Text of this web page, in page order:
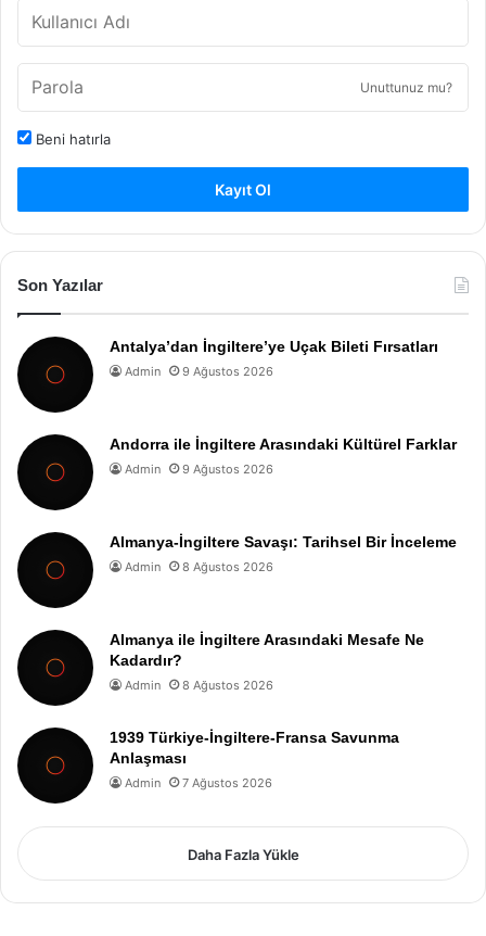
Unuttunuz mu?
Beni hatırla
Kayıt Ol
Son Yazılar
Antalya’dan İngiltere’ye Uçak Bileti Fırsatları
Admin 9 Ağustos 2026
Andorra ile İngiltere Arasındaki Kültürel Farklar
Admin 9 Ağustos 2026
Almanya-İngiltere Savaşı: Tarihsel Bir İnceleme
Admin 8 Ağustos 2026
Almanya ile İngiltere Arasındaki Mesafe Ne
Kadardır?
Admin 8 Ağustos 2026
1939 Türkiye-İngiltere-Fransa Savunma
Anlaşması
Admin 7 Ağustos 2026
Daha Fazla Yükle